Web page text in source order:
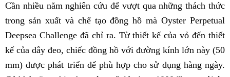
Cần nhiều năm nghiên cứu để vượt qua những thách thức
trong sản xuất và chế tạo đồng hồ mà Oyster Perpetual
Deepsea Challenge đã chỉ ra. Từ thiết kế của vỏ đến thiết
kế của dây đeo, chiếc đồng hồ với đường kính lớn này (50
mm) được phát triển để phù hợp cho sử dụng hàng ngày.